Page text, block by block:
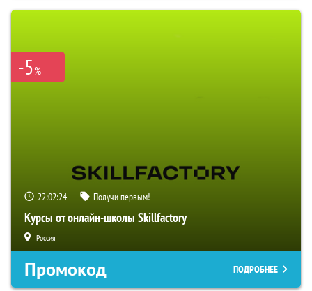
-5%
22:02:23 Получи первым!
Курсы от онлайн-школы Skillfactory
Россия
Промокод ПОДРОБНЕЕ